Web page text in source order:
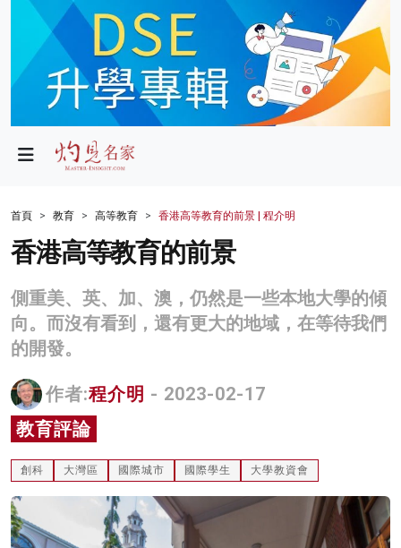
政局
財經
生活
商業
科技
影片
名家榜
灼見活動
關於我們
首頁 教育 高等教育 香港高等教育的前景 | 程介明
香港高等教育的前景
側重美、英、加、澳，仍然是一些本地大學的傾
向。而沒有看到，還有更大的地域，在等待我們
的開發。
作者:程介明 - 2023-02-17
教育評論
創科 大灣區 國際城市 國際學生 大學教資會